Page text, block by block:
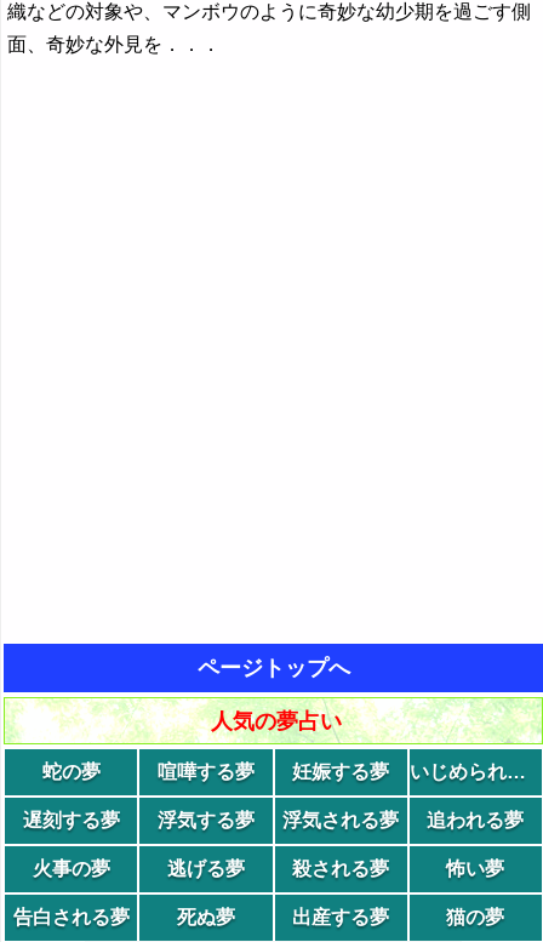
織などの対象や、マンボウのように奇妙な幼少期を過ごす側
面、奇妙な外見を．．．
ページトップへ
人気の夢占い
蛇の夢 喧嘩する夢 妊娠する夢 いじめられる夢
遅刻する夢 浮気する夢 浮気される夢 追われる夢
火事の夢 逃げる夢 殺される夢 怖い夢
告白される夢 死ぬ夢 出産する夢 猫の夢